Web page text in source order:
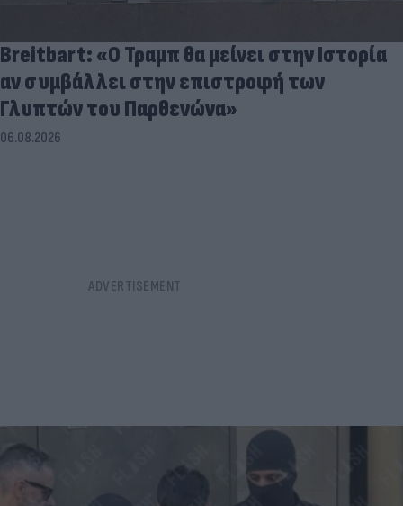
Breitbart: «Ο Τραμπ θα μείνει στην Ιστορία
αν συμβάλλει στην επιστροφή των
Γλυπτών του Παρθενώνα»
06.08.2026